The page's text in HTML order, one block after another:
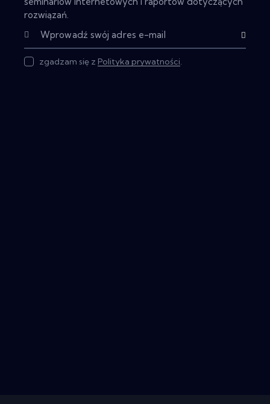
rozwiązań.
zgadzam się z Polityka prywatności.